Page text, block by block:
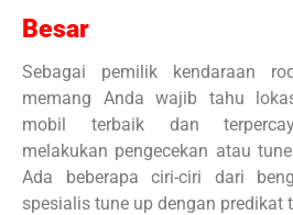
Besar
Sebagai pemilik kendaraan
memang Anda wajib tahu
mobil terbaik dan
melakukan pengecekan atau
Ada beberapa ciri-ciri dari
spesialis tune up dengan predikat